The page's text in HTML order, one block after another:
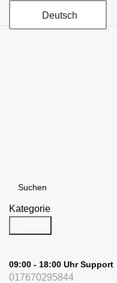
Deutsch
Kategorie
09:00 - 18:00 Uhr Support
017670295844